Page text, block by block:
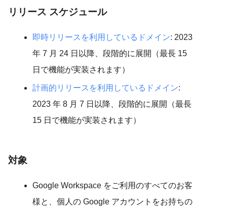
リリース スケジュール
即時リリースを利用しているドメイン: 2023
年 7 月 24 日以降、段階的に展開（最長 15
日で機能が実装されます）
計画的リリースを利用しているドメイン:
2023 年 8 月 7 日以降、段階的に展開（最長
15 日で機能が実装されます）
対象
Google Workspace をご利用のすべてのお客
様と、個人の Google アカウントをお持ちの